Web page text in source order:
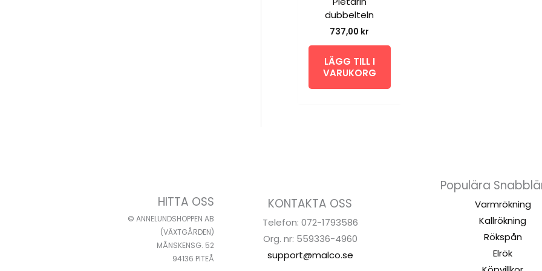
dubbelteln
737,00 kr
LÄGG TILL I
VARUKORG
HITTA OSS
© ANNELUNDSHOPPEN AB
(VÄXTGÅRDEN)
MÅNSKENSG. 52
94136 PITEÅ
KONTAKTA OSS
Telefon: 072-1793586
Org. nr: 559336-4960
support@malco.se
Populära
Varmrökning
Kallrökning
Rökspån
Elrök